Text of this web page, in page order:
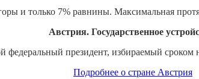
и только 7% равнины. Максимальная
Австрия. Государственное
федеральный президент, избираемый
Подробнее о стране Австрия